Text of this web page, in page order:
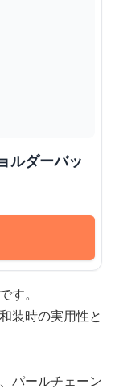
ルダーバッ
す。
装時の実用性と
パールチェーン